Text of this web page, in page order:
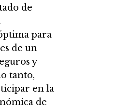
de
para
de un
y
tanto,
en la
de